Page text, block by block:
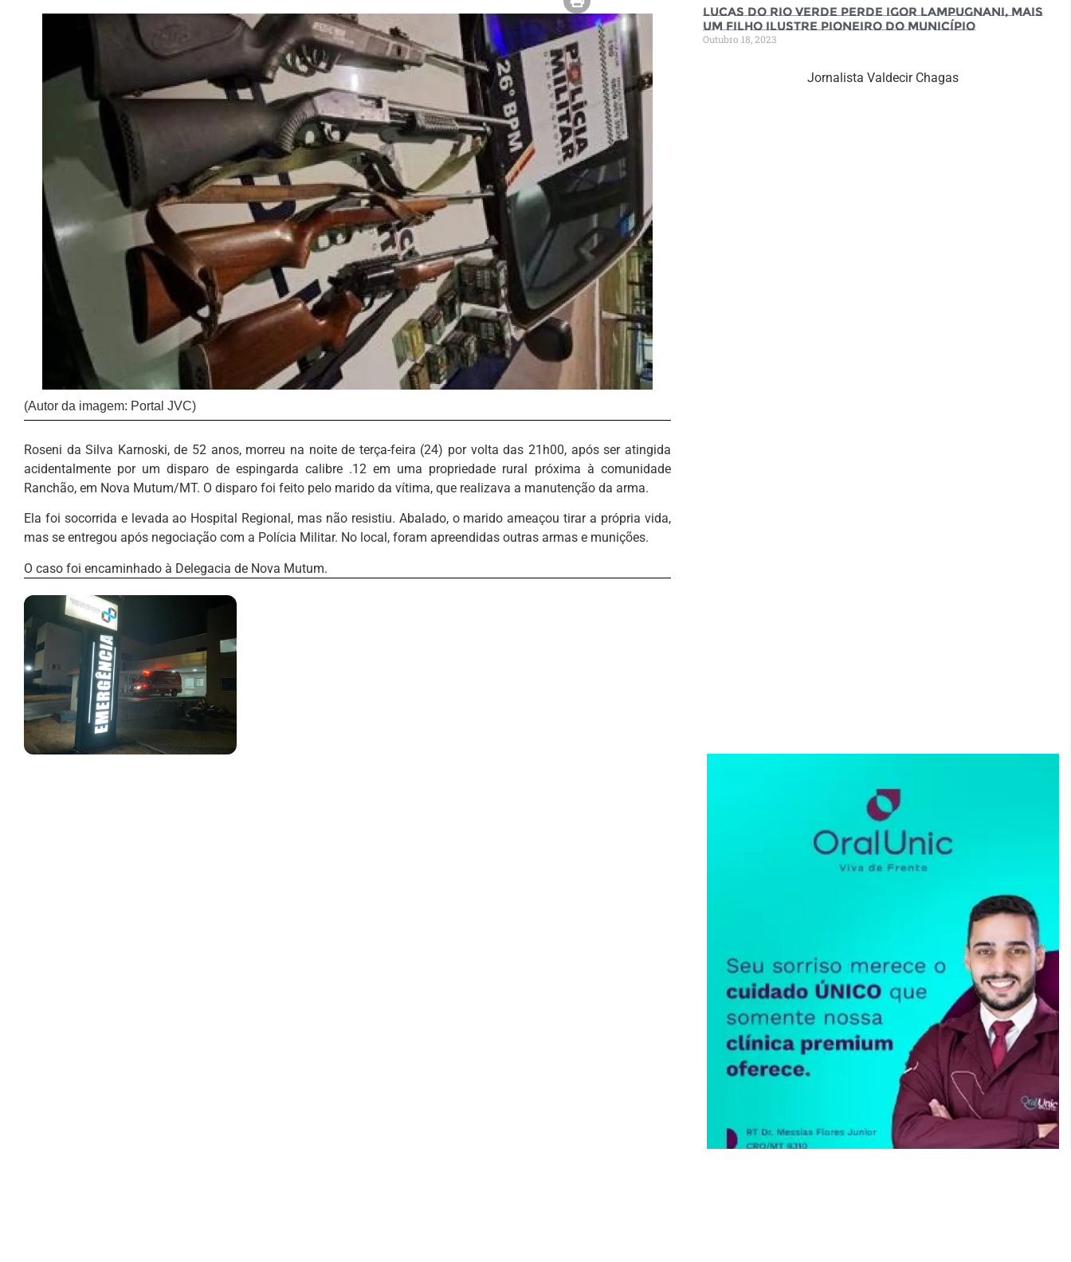
(Autor da imagem: Portal JVC)
Roseni da Silva Karnoski, de 52 anos, morreu na noite de terça-feira (24) por volta das 21h00, após ser atingida
acidentalmente por um disparo de espingarda calibre .12 em uma propriedade rural próxima à comunidade
Ranchão, em Nova Mutum/MT. O disparo foi feito pelo marido da vítima, que realizava a manutenção da arma.
Ela foi socorrida e levada ao Hospital Regional, mas não resistiu. Abalado, o marido ameaçou tirar a própria vida,
mas se entregou após negociação com a Polícia Militar. No local, foram apreendidas outras armas e munições.
O caso foi encaminhado à Delegacia de Nova Mutum.
Lucas do Rio Verde perde Igor Lampugnani, mais
um filho ilustre pioneiro do município
Outubro 18, 2023
Jornalista Valdecir Chagas